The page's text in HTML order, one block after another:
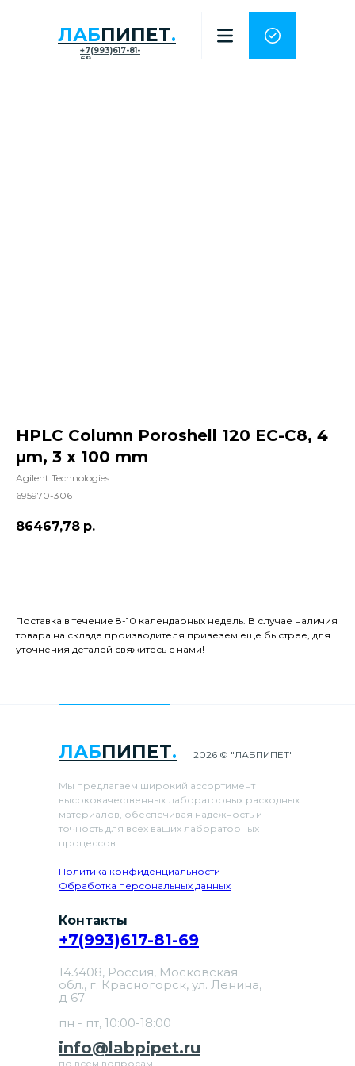
ЛАБПИПЕТ.
+7(993)617-81-
69
HPLC Column Poroshell 120 EC-C8, 4
µm, 3 x 100 mm
Agilent Technologies
695970-306
86467,78 р.
Поставка в течение 8-10 календарных недель. В случае наличия
товара на складе производителя привезем еще быстрее, для
уточнения деталей свяжитесь с нами!
ЛАБПИПЕТ.
Мы предлагаем широкий ассортимент
высококачественных лабораторных расходных
материалов, обеспечивая надежность и
точность для всех ваших лабораторных
процессов.
Политика конфиденциальности
Обработка персональных данных
2026 © "ЛАБПИПЕТ"
Контакты
info@labpipet.ru
+7(993)617-81-69
по всем вопросам
143408, Россия, Московская
обл., г. Красногорск, ул. Ленина,
д 67
пн - пт, 10:00-18:00